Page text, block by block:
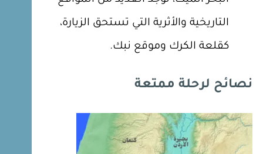
التاريخية والأثرية التي تستحق الزيارة،
كقلعة الكرك وموقع نبك.
نصائح لرحلة ممتعة